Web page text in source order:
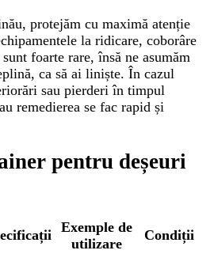
protejăm cu maximă atenție
la ridicare, coborâre
foarte rare, însă ne asumăm
ca să ai liniște. În cazul
sau pierderi în timpul
remedierea se fac rapid și
pentru deșeuri
Exemple de
utilizare
Condiții